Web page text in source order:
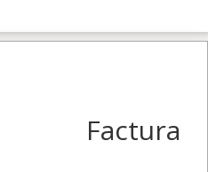
Factura